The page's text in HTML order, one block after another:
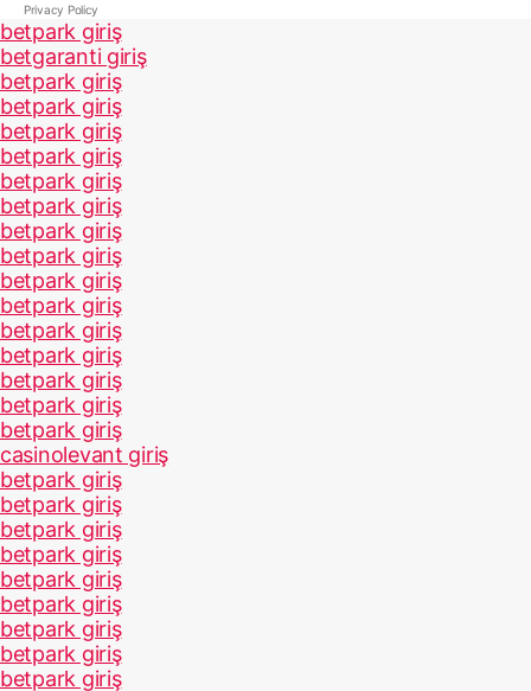
Privacy Policy
betpark giriş
betgaranti giriş
betpark giriş
betpark giriş
betpark giriş
betpark giriş
betpark giriş
betpark giriş
betpark giriş
betpark giriş
betpark giriş
betpark giriş
betpark giriş
betpark giriş
betpark giriş
betpark giriş
betpark giriş
casinolevant giriş
betpark giriş
betpark giriş
betpark giriş
betpark giriş
betpark giriş
betpark giriş
betpark giriş
betpark giriş
betpark giriş